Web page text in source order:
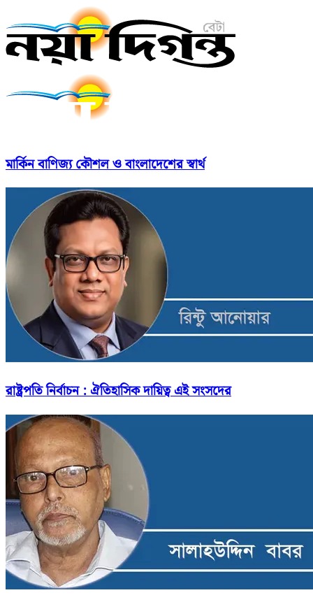
মার্কিন বাণিজ্য কৌশল ও বাংলাদেশের স্বার্থ
রাষ্ট্রপতি নির্বাচন : ঐতিহাসিক দায়িত্ব এই সংসদের